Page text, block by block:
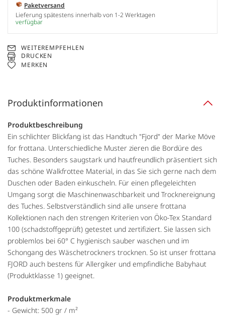
Paketversand
Lieferung spätestens innerhalb von 1-2 Werktagen
verfügbar
WEITEREMPFEHLEN
DRUCKEN
MERKEN
Produktinformationen
Produktbeschreibung
Ein schlichter Blickfang ist das Handtuch "Fjord" der Marke Möve
for frottana. Unterschiedliche Muster zieren die Bordüre des
Tuches. Besonders saugstark und hautfreundlich präsentiert sich
das schöne Walkfrottee Material, in das Sie sich gerne nach dem
Duschen oder Baden einkuscheln. Für einen pflegeleichten
Umgang sorgt die Maschinenwaschbarkeit und Trocknereignung
des Tuches. Selbstverständlich sind alle unsere frottana
Kollektionen nach den strengen Kriterien von Öko-Tex Standard
100 (schadstoffgeprüft) getestet und zertifiziert. Sie lassen sich
problemlos bei 60° C hygienisch sauber waschen und im
Schongang des Wäschetrockners trocknen. So ist unser frottana
FJORD auch bestens für Allergiker und empfindliche Babyhaut
(Produktklasse 1) geeignet.
Produktmerkmale
- Gewicht: 500 gr / m²